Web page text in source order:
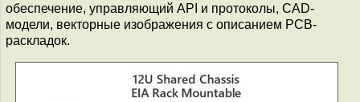
обеспечение, управляющий API и протоколы, CAD-
модели, векторные изображения с описанием PCB-
раскладок.